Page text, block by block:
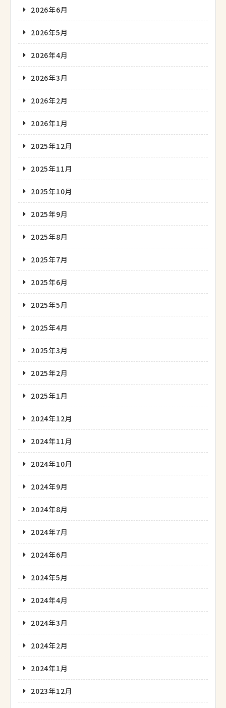
2026年6月
2026年5月
2026年4月
2026年3月
2026年2月
2026年1月
2025年12月
2025年11月
2025年10月
2025年9月
2025年8月
2025年7月
2025年6月
2025年5月
2025年4月
2025年3月
2025年2月
2025年1月
2024年12月
2024年11月
2024年10月
2024年9月
2024年8月
2024年7月
2024年6月
2024年5月
2024年4月
2024年3月
2024年2月
2024年1月
2023年12月